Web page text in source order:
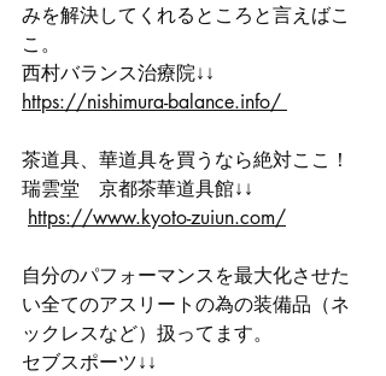
みを解決してくれるところと言えばこ
こ。
西村バランス治療院↓↓
https://nishimura-balance.info/
茶道具、華道具を買うなら絶対ここ！
瑞雲堂　京都茶華道具館↓↓
https://www.kyoto-zuiun.com/
自分のパフォーマンスを最大化させた
い全てのアスリートの為の装備品（ネ
ックレスなど）扱ってます。
セブスポーツ↓↓